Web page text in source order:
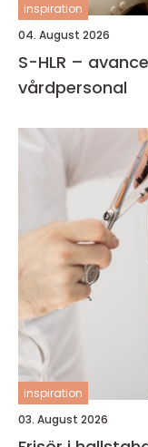
inspiration
04. August 2026
S-HLR –
vårdpersonal
inspiration
03. August 2026